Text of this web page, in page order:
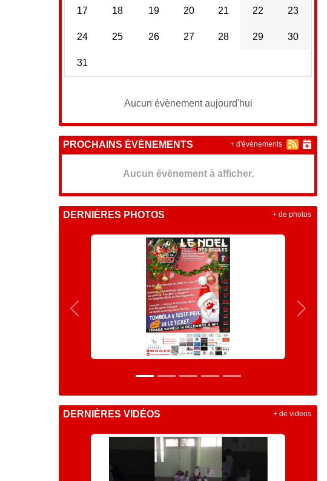
17 18 19 20 21 22 23
24 25 26 27 28 29 30
31
Aucun évènement aujourd'hui
PROCHAINS ÉVÉNEMENTS
Aucun évènement à afficher.
+ d'évènements
DERNIÈRES PHOTOS
Précedent
+ de photos
DERNIÈRES VIDÉOS + de videos